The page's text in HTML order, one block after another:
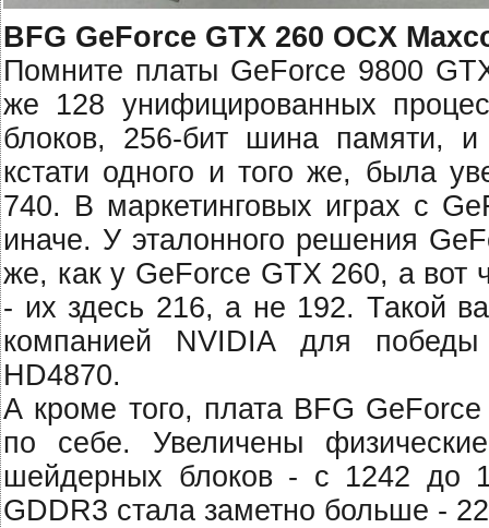
BFG GeForce GTX 260 OCX
Помните платы GeForce 9800
же 128 унифицированных
блоков, 256-бит шина памяти, и
кстати одного и того же, была
740. В маркетинговых играх с
иначе. У эталонного решения
же, как у GeForce GTX 260, а вот
- их здесь 216, а не 192. Такой
компанией NVIDIA для
HD4870.
А кроме того, плата BFG
по себе. Увеличены
шейдерных блоков - с 1242 до
GDDR3 стала заметно больше -